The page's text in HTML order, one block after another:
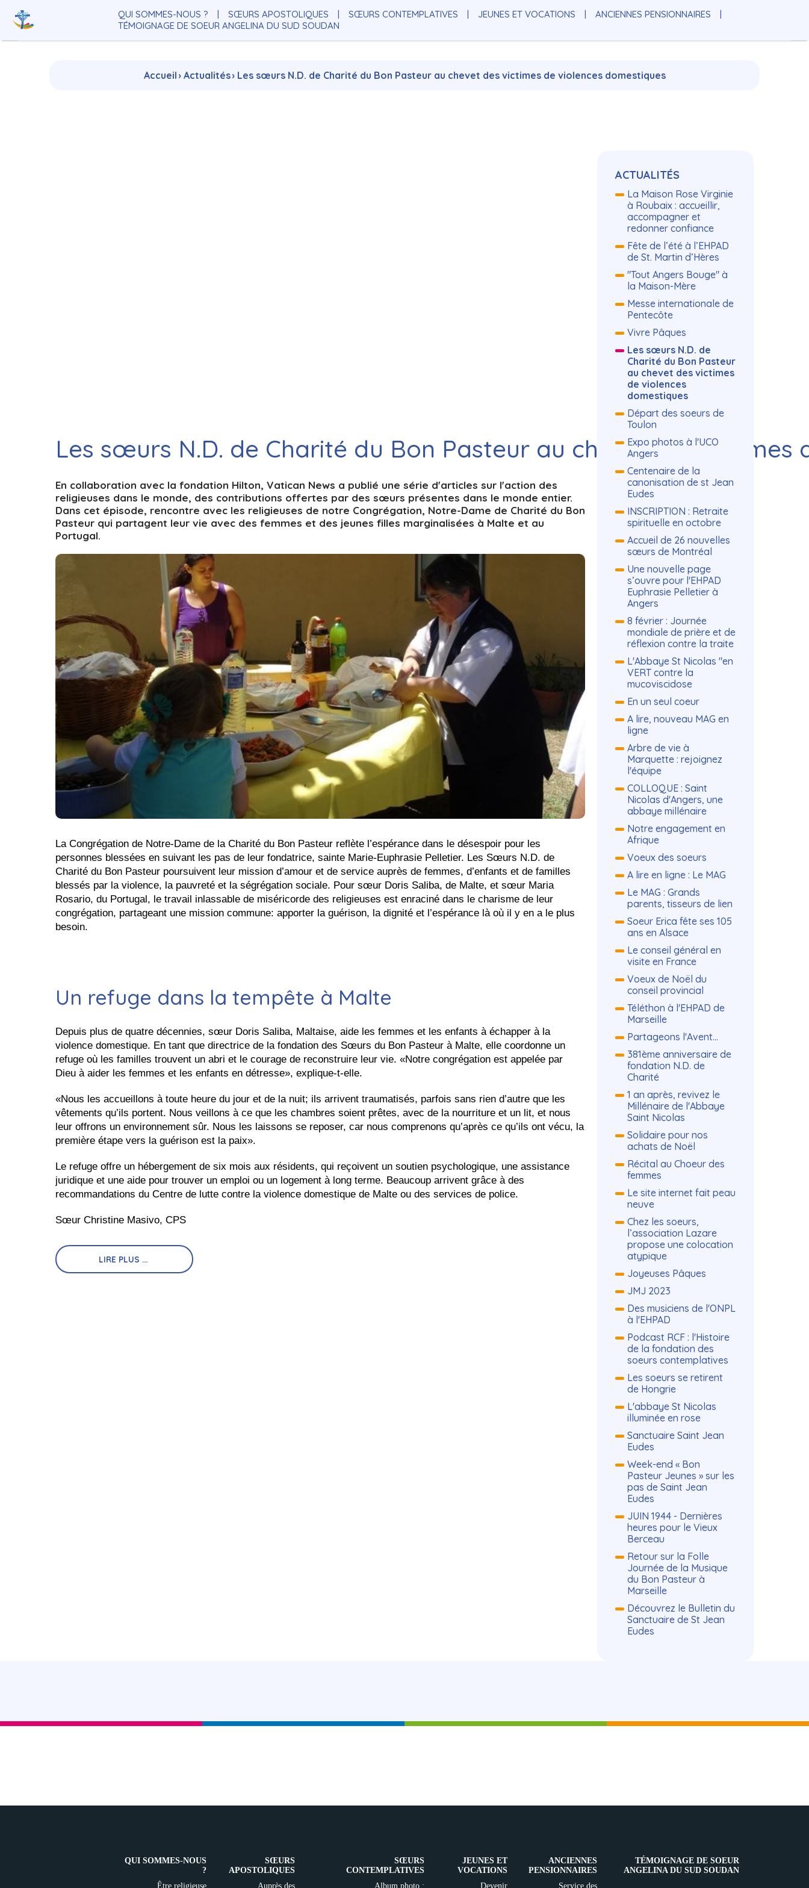
contenu.
la
personnels
QUI SOMMES-NOUS ? SŒURS APOSTOLIQUES SŒURS CONTEMPLATIVES JEUNES ET VOCATIONS
ANCIENNES PENSIONNAIRES
TÉMOIGNAGE DE SOEUR ANGELINA DU SUD SOUDAN
Accueil › Actualités› Les sœurs N.D. de Charité du Bon Pasteur au chevet des victimes de violences domestiques
Les sœurs N.D. de Charité du Bon Pasteur au chevet des victimes
En collaboration avec la fondation Hilton, Vatican News a publié une série d'articles sur l'action des
religieuses dans le monde, des contributions offertes par des sœurs présentes dans le monde entier.
Dans cet épisode, rencontre avec les religieuses de notre Congrégation, Notre-Dame de Charité du Bon
Pasteur qui partagent leur vie avec des femmes et des jeunes filles marginalisées à Malte et au
Portugal.
La Congrégation de Notre-Dame de la Charité du Bon Pasteur reflète l’espérance dans le désespoir pour les
personnes blessées en suivant les pas de leur fondatrice, sainte Marie-Euphrasie Pelletier. Les Sœurs N.D. de
Charité du Bon Pasteur poursuivent leur mission d’amour et de service auprès de femmes, d’enfants et de familles
blessés par la violence, la pauvreté et la ségrégation sociale. Pour sœur Doris Saliba, de Malte, et sœur Maria
Rosario, du Portugal, le travail inlassable de miséricorde des religieuses est enraciné dans le charisme de leur
congrégation, partageant une mission commune: apporter la guérison, la dignité et l’espérance là où il y en a le plus
besoin.
Un refuge dans la tempête à Malte
Depuis plus de quatre décennies, sœur Doris Saliba, Maltaise, aide les femmes et les enfants à échapper à la
violence domestique. En tant que directrice de la fondation des Sœurs du Bon Pasteur à Malte, elle coordonne un
refuge où les familles trouvent un abri et le courage de reconstruire leur vie. «Notre congrégation est appelée par
Dieu à aider les femmes et les enfants en détresse», explique-t-elle.
«Nous les accueillons à toute heure du jour et de la nuit; ils arrivent traumatisés, parfois sans rien d’autre que les
vêtements qu’ils portent. Nous veillons à ce que les chambres soient prêtes, avec de la nourriture et un lit, et nous
leur offrons un environnement sûr. Nous les laissons se reposer, car nous comprenons qu’après ce qu’ils ont vécu, la
première étape vers la guérison est la paix».
Le refuge offre un hébergement de six mois aux résidents, qui reçoivent un soutien psychologique, une assistance
juridique et une aide pour trouver un emploi ou un logement à long terme. Beaucoup arrivent grâce à des
recommandations du Centre de lutte contre la violence domestique de Malte ou des services de police.
Sœur Christine Masivo, CPS
LIRE PLUS ...
Navigation
ACTUALITÉS
La Maison Rose Virginie
à Roubaix : accueillir,
accompagner et
redonner confiance
Fête de l’été à l’EHPAD
de St. Martin d’Hères
"Tout Angers Bouge" à
la Maison-Mère
Messe internationale de
Pentecôte
Vivre Pâques
Les sœurs N.D. de
Charité du Bon Pasteur
au chevet des victimes
de violences
domestiques
Départ des soeurs de
Toulon
Expo photos à l'UCO
Angers
Centenaire de la
canonisation de st Jean
Eudes
INSCRIPTION : Retraite
spirituelle en octobre
Accueil de 26 nouvelles
sœurs de Montréal
Une nouvelle page
s’ouvre pour l'EHPAD
Euphrasie Pelletier à
Angers
8 février : Journée
mondiale de prière et de
réflexion contre la traite
L'Abbaye St Nicolas "en
VERT contre la
mucoviscidose
En un seul coeur
A lire, nouveau MAG en
ligne
Arbre de vie à
Marquette : rejoignez
l'équipe
COLLOQUE : Saint
Nicolas d'Angers, une
abbaye millénaire
Notre engagement en
Afrique
Voeux des soeurs
A lire en ligne : Le MAG
Le MAG : Grands
parents, tisseurs de lien
Soeur Erica fête ses 105
ans en Alsace
Le conseil général en
visite en France
Voeux de Noël du
conseil provincial
Téléthon à l'EHPAD de
Marseille
Partageons l'Avent...
381ème anniversaire de
fondation N.D. de
Charité
1 an après, revivez le
Millénaire de l'Abbaye
Saint Nicolas
Solidaire pour nos
achats de Noël
Récital au Choeur des
femmes
Le site internet fait peau
neuve
Chez les soeurs,
l’association Lazare
propose une colocation
atypique
Joyeuses Pâques
JMJ 2023
Des musiciens de l'ONPL
à l'EHPAD
Podcast RCF : l'Histoire
de la fondation des
soeurs contemplatives
Les soeurs se retirent
de Hongrie
L'abbaye St Nicolas
illuminée en rose
Sanctuaire Saint Jean
Eudes
Week-end « Bon
Pasteur Jeunes » sur les
pas de Saint Jean
Eudes
JUIN 1944 - Dernières
heures pour le Vieux
Berceau
Retour sur la Folle
Journée de la Musique
du Bon Pasteur à
Marseille
Découvrez le Bulletin du
Sanctuaire de St Jean
Eudes
QUI SOMMES-NOUS
?
Être religieuse
SŒURS
APOSTOLIQUES
Auprès des
SŒURS
CONTEMPLATIVES
Album photo :
JEUNES ET
VOCATIONS
Devenir
ANCIENNES
PENSIONNAIRES
Service des
TÉMOIGNAGE DE SOEUR
ANGELINA DU SUD SOUDAN